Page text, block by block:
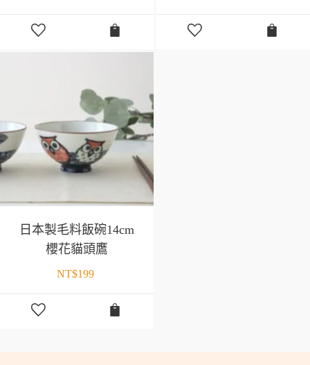
日本製毛料飯碗14cm
櫻花貓頭鷹
NT$199